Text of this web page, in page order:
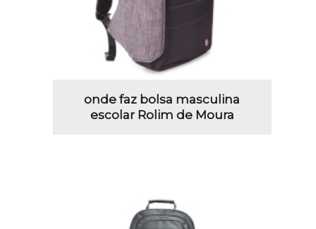
onde faz bolsa masculina
escolar Rolim de Moura